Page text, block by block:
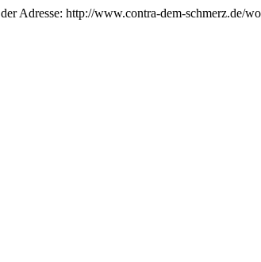
Adresse: http://www.contra-dem-schmerz.de/